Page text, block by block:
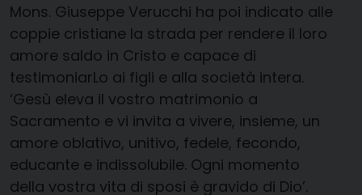
Mons. Giuseppe Verucchi ha poi indicato alle
coppie cristiane la strada per rendere il loro
amore saldo in Cristo e capace di
testimoniarLo ai figli e alla società intera.
‘Gesù eleva il vostro matrimonio a
Sacramento e vi invita a vivere, insieme, un
amore oblativo, unitivo, fedele, fecondo,
educante e indissolubile. Ogni momento
della vostra vita di sposi è gravido di Dio’.